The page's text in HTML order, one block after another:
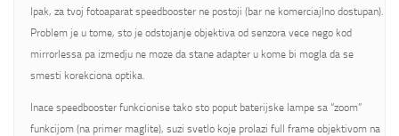
Ipak, za tvoj fotoaparat speedbooster ne postoji (bar ne komerciajlno dostupan).
Problem je u tome, sto je odstojanje objektiva od senzora vece nego kod
mirrorlessa pa izmedju ne moze da stane adapter u kome bi mogla da se
smesti korekciona optika.
Inace speedbooster funkcionise tako sto poput baterijske lampe sa “zoom”
funkcijom (na primer maglite), suzi svetlo koje prolazi full frame objektivom na